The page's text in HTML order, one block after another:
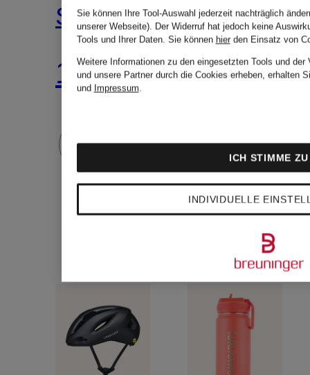
SWOOSH
CLASSIC
12 € 59 €
Sie können Ihre Tool-Auswahl jederzeit nachträglich
unserer Webseite). Der Widerruf hat jedoch keine
Tools und Ihrer Daten. Sie können hierden Einsatz von
Weitere Informationen zu den eingesetzten Tools und der
und unsere Partner durch die Cookies erheben, erhalten
und Impressum.
INDIVIDUELLE
ICH STIMME ZU